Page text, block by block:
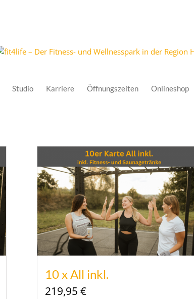
Studio Karriere Öffnungszeiten Onlineshop
10 x All inkl.
219,95 €